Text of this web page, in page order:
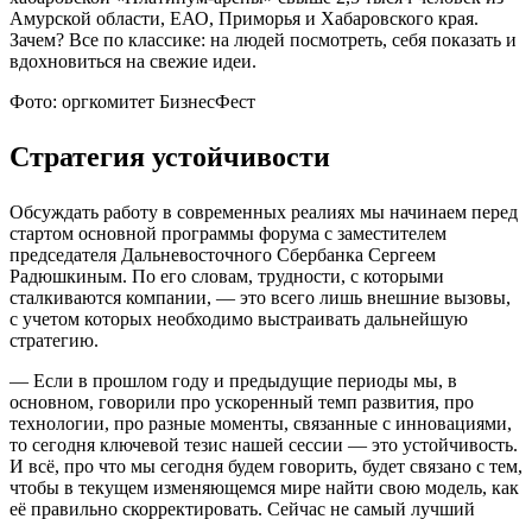
Амурской области, ЕАО, Приморья и Хабаровского края.
Зачем? Все по классике: на людей посмотреть, себя показать и
вдохновиться на свежие идеи.
Фото: оргкомитет БизнесФест
Стратегия устойчивости
Обсуждать работу в современных реалиях мы начинаем перед
стартом основной программы форума с заместителем
председателя Дальневосточного Сбербанка Сергеем
Радюшкиным. По его словам, трудности, с которыми
сталкиваются компании, — это всего лишь внешние вызовы,
с учетом которых необходимо выстраивать дальнейшую
стратегию.
— Если в прошлом году и предыдущие периоды мы, в
основном, говорили про ускоренный темп развития, про
технологии, про разные моменты, связанные с инновациями,
то сегодня ключевой тезис нашей сессии — это устойчивость.
И всё, про что мы сегодня будем говорить, будет связано с тем,
чтобы в текущем изменяющемся мире найти свою модель, как
её правильно скорректировать. Сейчас не самый лучший